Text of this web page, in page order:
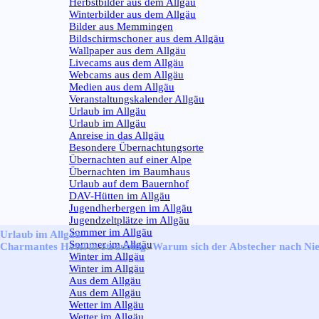
Winterbilder aus dem Allgäu
Bilder aus Memmingen
Bildschirmschoner aus dem Allgäu
Wallpaper aus dem Allgäu
Livecams aus dem Allgäu
Webcams aus dem Allgäu
Medien aus dem Allgäu
Veranstaltungskalender Allgäu
Urlaub im Allgäu
Urlaub im Allgäu
Anreise in das Allgäu
Besondere Übernachtungsorte
Übernachten auf einer Alpe
Übernachten im Baumhaus
Urlaub auf dem Bauernhof
DAV-Hütten im Allgäu
Jugendherbergen im Allgäu
Jugendzeltplätze im Allgäu
Sommer im Allgäu
Sommer im Allgäu
Winter im Allgäu
Winter im Allgäu
Aus dem Allgäu
Aus dem Allgäu
Wetter im Allgäu
Urlaub im Allgäu
Charmantes Hotel in Straubing: Warum sich der Abstecher nach